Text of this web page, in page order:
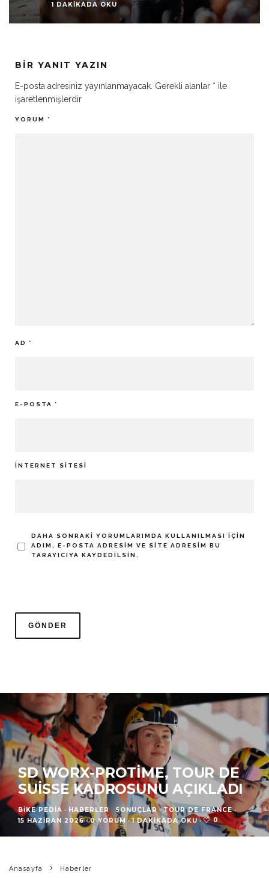
1 DAKIKADA OKU
BIR YANIT YAZIN
E-posta adresiniz yayınlanmayacak. Gerekli alanlar * ile
işaretlenmişlerdir
YORUM *
AD *
E-POSTA *
İNTERNET SITESI
DAHA SONRAKI YORUMLARIMDA KULLANILMASI IÇIN
ADIM, E-POSTA ADRESIM VE SITE ADRESIM BU
TARAYICIYA KAYDEDILSIN.
SD WORX-PROTIME, TOUR DE
SUISSE KADROSUNU AÇIKLADI
BIKE PEDIA · HABERLER SONUÇLAR TOUR DE FRANCE ·
15 HAZIRAN 2026 · 0 YORUM · 1 DAKIKADA OKU · 0
Anasayfa Haberler